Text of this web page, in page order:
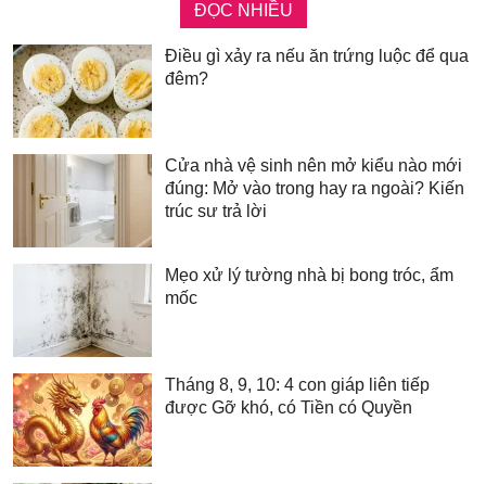
ĐỌC NHIỀU
Điều gì xảy ra nếu ăn trứng luộc để qua
đêm?
Cửa nhà vệ sinh nên mở kiểu nào mới
đúng: Mở vào trong hay ra ngoài? Kiến
trúc sư trả lời
Mẹo xử lý tường nhà bị bong tróc, ẩm
mốc
Tháng 8, 9, 10: 4 con giáp liên tiếp
được Gỡ khó, có Tiền có Quyền